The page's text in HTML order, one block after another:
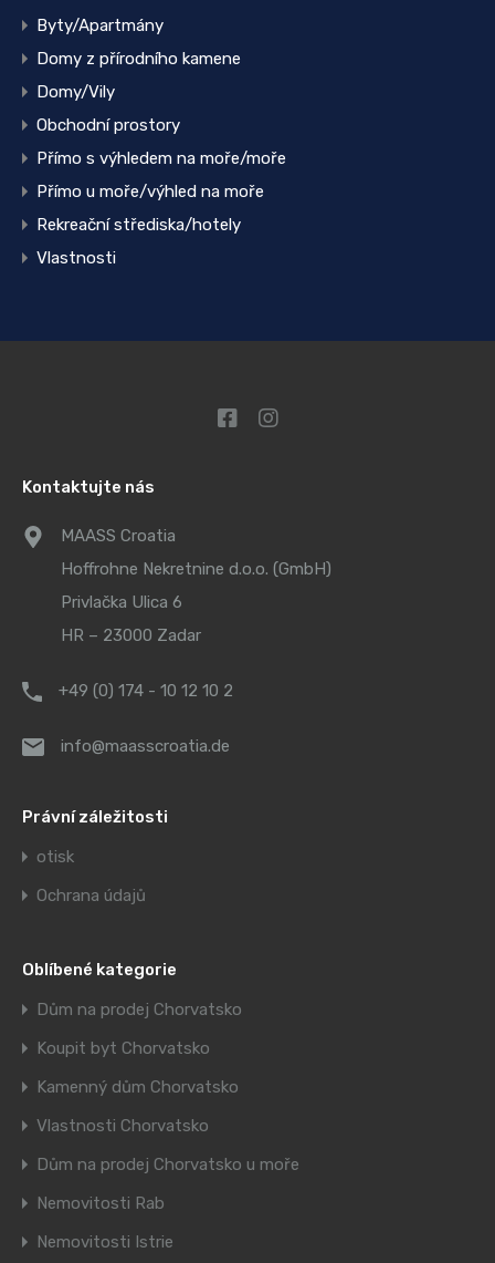
Byty/Apartmány
Domy z přírodního kamene
Domy/Vily
Obchodní prostory
Přímo s výhledem na moře/moře
Přímo u moře/výhled na moře
Rekreační střediska/hotely
Vlastnosti
Kontaktujte nás
MAASS Croatia
Hoffrohne Nekretnine d.o.o. (GmbH)
Privlačka Ulica 6
HR – 23000 Zadar
+49 (0) 174 - 10 12 10 2
info@maasscroatia.de
Právní záležitosti
otisk
Ochrana údajů
Oblíbené kategorie
Dům na prodej Chorvatsko
Koupit byt Chorvatsko
Kamenný dům Chorvatsko
Vlastnosti Chorvatsko
Dům na prodej Chorvatsko u moře
Nemovitosti Rab
Nemovitosti Istrie